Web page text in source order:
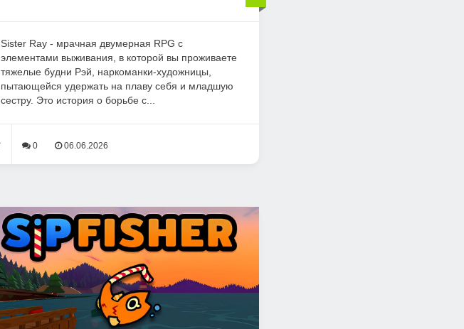
Sister Ray - мрачная двумерная RPG с
элементами выживания, в которой вы проживаете
тяжелые будни Рэй, наркоманки-художницы,
пытающейся удержать на плаву себя и младшую
сестру. Это история о борьбе с...
0 06.06.2026